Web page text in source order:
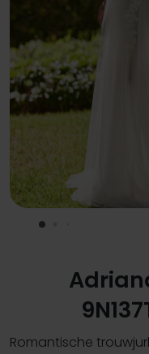
Romantische